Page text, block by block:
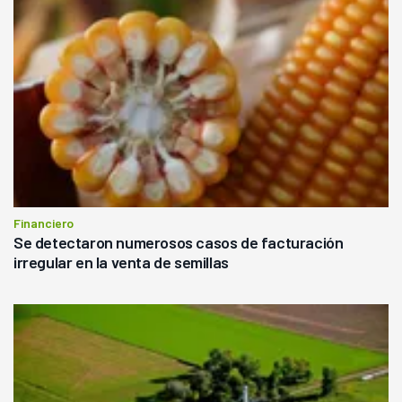
Financiero
Se detectaron numerosos casos de facturación
irregular en la venta de semillas